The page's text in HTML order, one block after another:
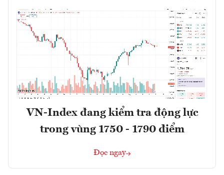
VN-Index đang kiểm tra động lực
trong vùng 1750 - 1790 điểm
Đọc ngay